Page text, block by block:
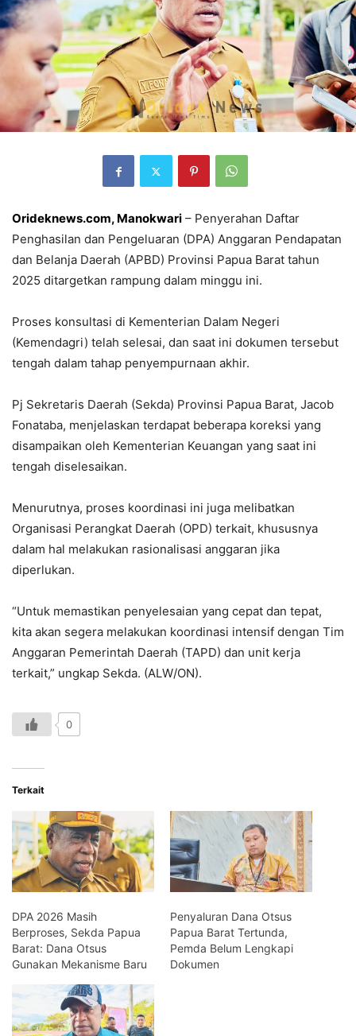
Orideknews.com, Manokwari – Penyerahan Daftar
Penghasilan dan Pengeluaran (DPA) Anggaran Pendapatan
dan Belanja Daerah (APBD) Provinsi Papua Barat tahun
2025 ditargetkan rampung dalam minggu ini.
Proses konsultasi di Kementerian Dalam Negeri
(Kemendagri) telah selesai, dan saat ini dokumen tersebut
tengah dalam tahap penyempurnaan akhir.
Pj Sekretaris Daerah (Sekda) Provinsi Papua Barat, Jacob
Fonataba, menjelaskan terdapat beberapa koreksi yang
disampaikan oleh Kementerian Keuangan yang saat ini
tengah diselesaikan.
Menurutnya, proses koordinasi ini juga melibatkan
Organisasi Perangkat Daerah (OPD) terkait, khususnya
dalam hal melakukan rasionalisasi anggaran jika
diperlukan.
“Untuk memastikan penyelesaian yang cepat dan tepat,
kita akan segera melakukan koordinasi intensif dengan Tim
Anggaran Pemerintah Daerah (TAPD) dan unit kerja
terkait,” ungkap Sekda. (ALW/ON).
0
Terkait
DPA 2026 Masih
Berproses, Sekda Papua
Barat: Dana Otsus
Gunakan Mekanisme Baru
Penyaluran Dana Otsus
Papua Barat Tertunda,
Pemda Belum Lengkapi
Dokumen